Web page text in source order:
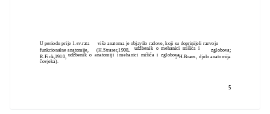
5
U periodu prije 1.sv.rata više anatoma je objavilo radove, koji su doprinijeli razvoju
funkcionalne anatomije, (H.Straser,1908, udžbenik o mehanici mišića i zglobova;
R.Fick,1910, udžbenik o anatomiji i mehanici mišića i zglobova
;H.Braus, djelo anatomija
čovjeka).